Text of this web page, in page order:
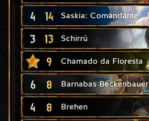
4 14 Saskia: Comandante
3 13 Schirrú
9 Chamado da Floresta
6 8 Barnabas Beckenbauer
4 8 Brehen